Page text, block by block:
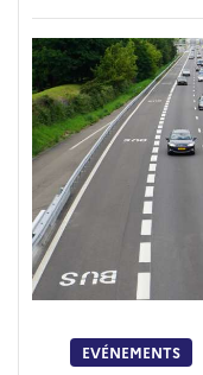
EVÉNEMENTS